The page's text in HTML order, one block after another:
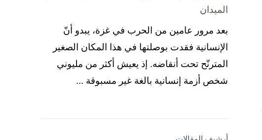
الميدان
بعد مرور عامين من الحرب في غزة، يبدو أنّ
الإنسانية فقدت بوصلتها في هذا المكان الصغير
المترنّح تحت أنقاضه. إذ يعيش أكثر من مليوني
شخص أزمة إنسانية بالغة غير مسبوقة ...